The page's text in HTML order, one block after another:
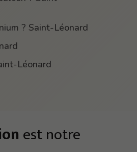
? Saint-Léonard
Léonard
est notre